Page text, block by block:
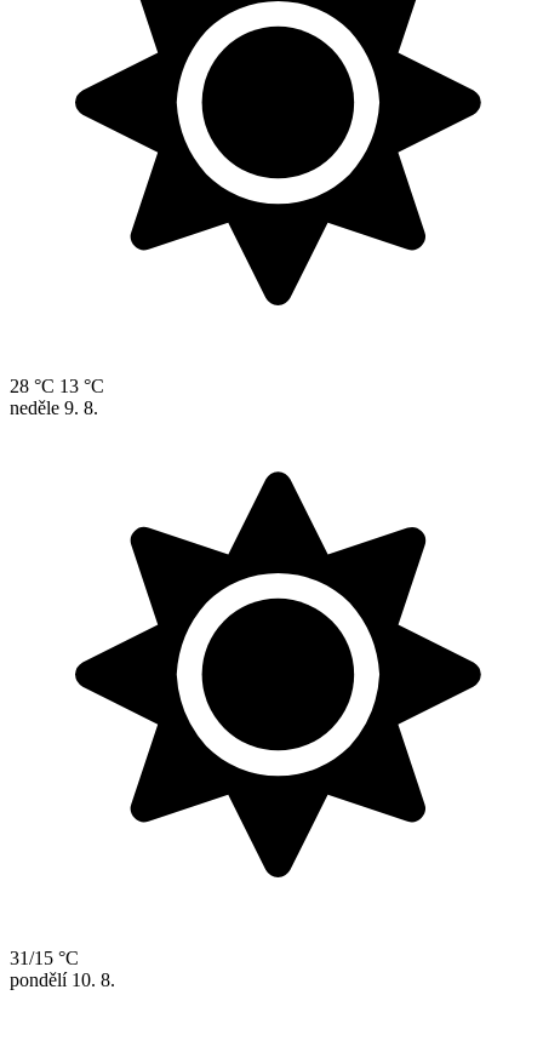
28 °C 13 °C
neděle 9. 8.
31/15 °C
pondělí 10. 8.